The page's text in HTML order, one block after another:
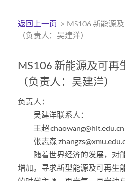
返回上一页 > MS106 新能源
（负责人：吴建洋）
MS106 新能源及可再
（负责人：吴建洋）
负责人：
吴建洋联系人：
王超 chaowang@hit.edu.cn
张志森
随着世界经济的发展，对
增加。寻求新型能源及可再生